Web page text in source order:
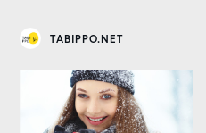
TABIPPO.NET